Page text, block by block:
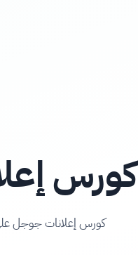
كورس